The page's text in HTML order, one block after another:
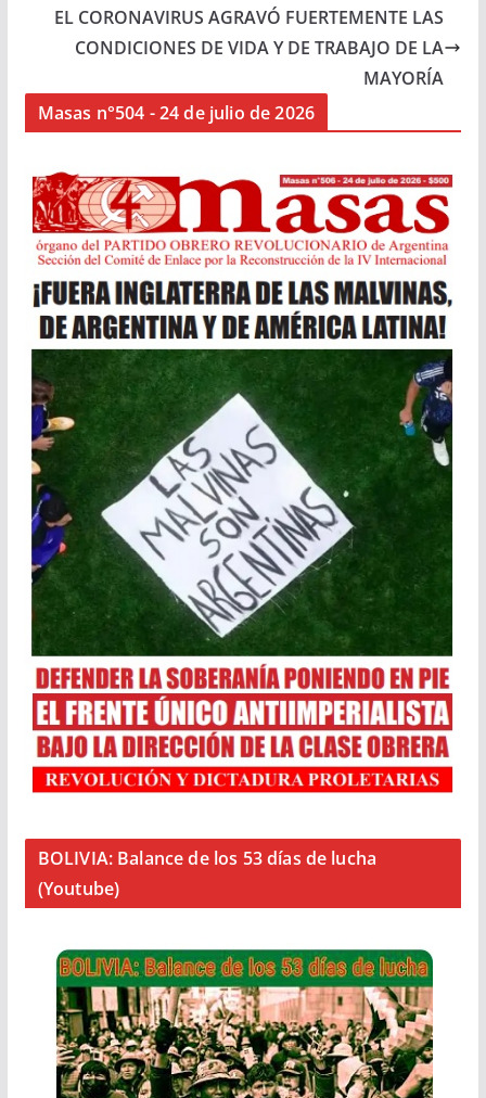
EL CORONAVIRUS AGRAVÓ FUERTEMENTE LAS
CONDICIONES DE VIDA Y DE TRABAJO DE LA
MAYORÍA
Masas n°504 - 24 de julio de 2026
BOLIVIA: Balance de los 53 días de lucha
(Youtube)